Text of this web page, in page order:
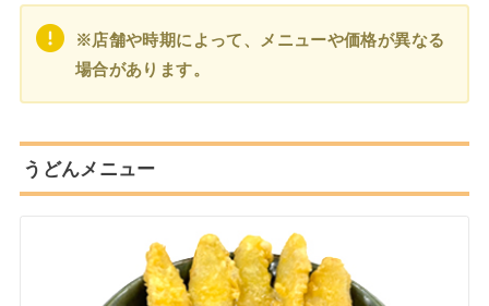
※店舗や時期によって、メニューや価格が異なる
場合があります。
うどんメニュー